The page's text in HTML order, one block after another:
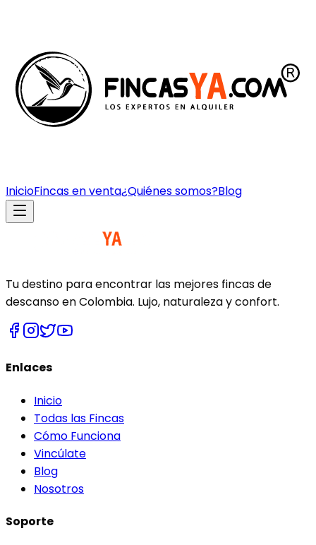
InicioFincas en venta¿Quiénes somos?Blog
Tu destino para encontrar las mejores fincas de
descanso en Colombia. Lujo, naturaleza y confort.
Enlaces
Inicio
Todas las Fincas
Cómo Funciona
Vincúlate
Blog
Nosotros
Soporte